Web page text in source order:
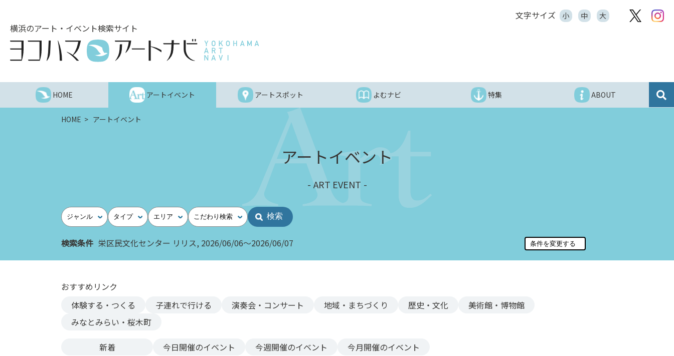
へ
文字サイズ 小 中 大
横浜のアート・イベント検索サイト
HOME アートイベント アートスポット よむナビ 特集 ABOUT
HOME アートイベント
アートイベント
ART EVENT
ジャンル タイプ エリア こだわり検索
検索条件 栄区民文化センター リリス 2026/06/06～2026/06/07
おすすめリンク
体験する・つくる
子連れで行ける 演奏会・コンサート 地域・まちづくり 歴史・文化
美術館・博物館
みなとみらい・桜木町
新着 今日開催のイベント 今週開催のイベント 今月開催のイベント